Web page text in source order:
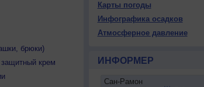
брюки)
защитный крем
Карты погоды
Инфографика осадков
Атмосферное давление
ИНФОРМЕР